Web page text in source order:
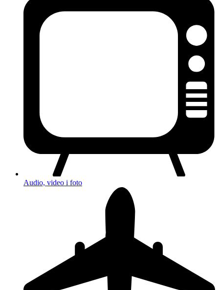
Audio, video i foto